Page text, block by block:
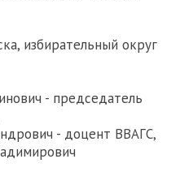
избирательный округ
- председатель
- доцент ВВАГС,